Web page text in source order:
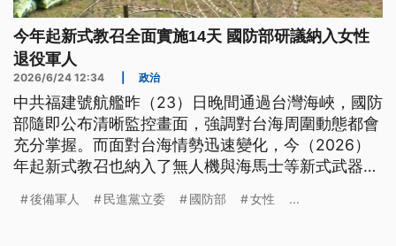
今年起新式教召全面實施14天 國防部研議納入女性
退役軍人
2026/6/24 12:34 政治
中共福建號航艦昨（23）日晚間通過台灣海峽，國防
部隨即公布清晰監控畫面，強調對台海周圍動態都會
充分掌握。而面對台海情勢迅速變化，今（2026）
年起新式教召也納入了無人機與海馬士等新式武器訓
退役志願役的女性官兵一起納入後備教召，相關草案
後備軍人 民進黨立委 國防部 女性 ...